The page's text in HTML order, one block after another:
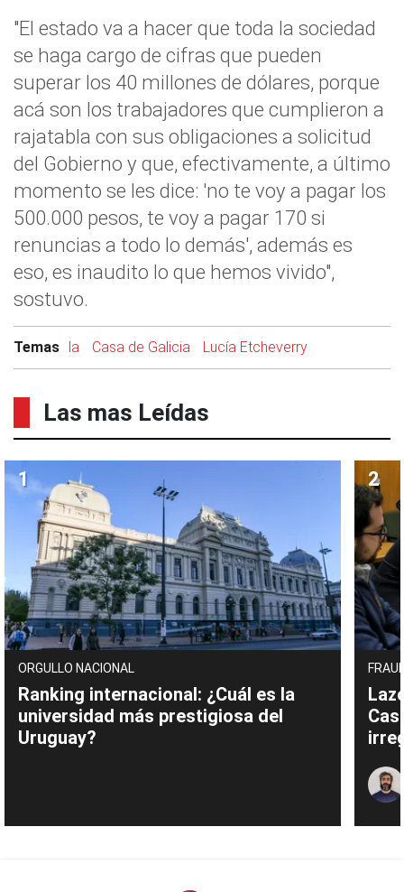
"El estado va a hacer que toda la sociedad
se haga cargo de cifras que pueden
superar los 40 millones de dólares, porque
acá son los trabajadores que cumplieron a
rajatabla con sus obligaciones a solicitud
del Gobierno y que, efectivamente, a último
momento se les dice: 'no te voy a pagar los
500.000 pesos, te voy a pagar 170 si
renuncias a todo lo demás', además es
eso, es inaudito lo que hemos vivido",
sostuvo.
Temas la Casa de Galicia Lucía Etcheverry
Las mas Leídas
ORGULLO NACIONAL
Ranking internacional: ¿Cuál es la
universidad más prestigiosa del
Uruguay?